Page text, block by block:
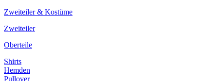
Zweiteiler & Kostüme
Zweiteiler
Oberteile
Shirts
Hemden
Pullover